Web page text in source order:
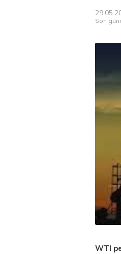
Son
WTI